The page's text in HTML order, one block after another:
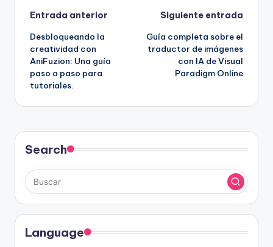
Navegación
de
entradas
Entrada anterior
Desbloqueando la
creatividad con
AniFuzion: Una guía
paso a paso para
tutoriales.
Siguiente entrada
Guía completa sobre el
traductor de imágenes
con IA de Visual
Paradigm Online
Search
Language